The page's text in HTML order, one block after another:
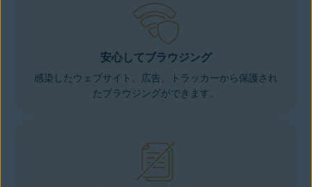
安心してブラウジング
感染したウェブサイト、広告、トラッカーから保護され
たブラウジングができます。